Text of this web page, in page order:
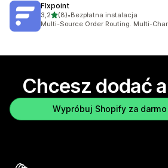
Flxpoint
3,2na 5 gwiazdek
(8)
Łączna liczba recenzji: 8
•Bezpłatna instalacja
Multi-Source Order Routing. Multi-
Chcesz dodać
Wypróbuj Shopify za